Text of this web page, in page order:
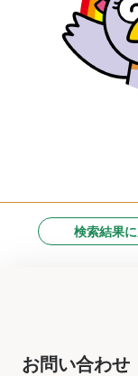
検索結果
お問い合わせ